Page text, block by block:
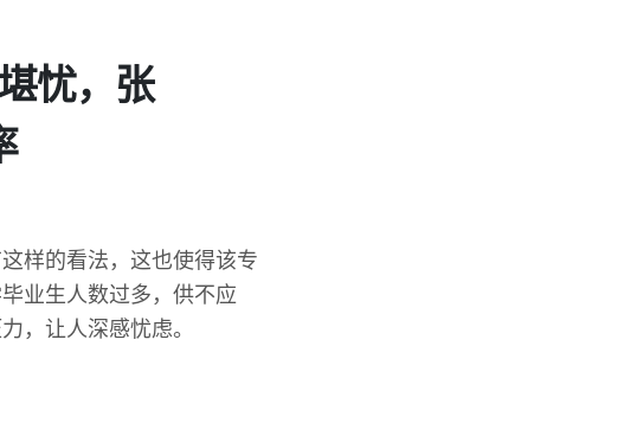
忧，张
样的看法，这也使得该专
业生人数过多，供不应
，让人深感忧虑。